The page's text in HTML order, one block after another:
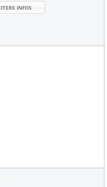
INFOS